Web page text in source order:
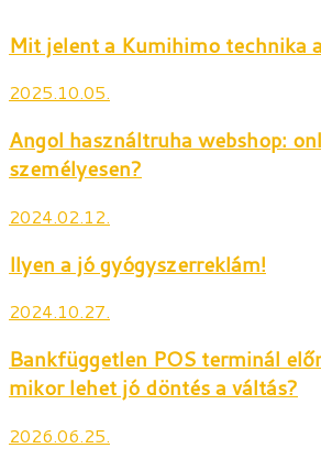
Mit jelent a Kumihimo technika
2025.10.05.
Angol használtruha webshop:
személyesen?
2024.02.12.
Ilyen a jó gyógyszerreklám!
2024.10.27.
Bankfüggetlen POS terminál
mikor lehet jó döntés a váltás?
2026.06.25.